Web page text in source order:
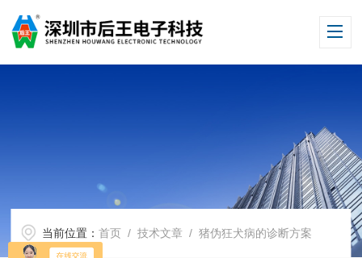
当前位置：首页 /技术文章 / 猪伪狂犬病的诊断方案